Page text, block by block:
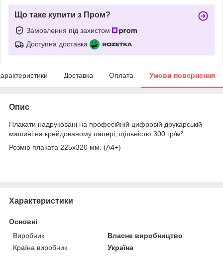
Що таке купити з Пром?
Замовлення під захистом
Доступна доставка
Доставка Оплата Умови повернення
Опис
Плакати надруковані на професійній цифровій друкарській
машині на крейдованому папері, щільністю 300 гр/м²
Розмір плаката 225х320 мм. (А4+)
Характеристики
Основні
Виробник
Власне виробництво
Країна виробник
Україна